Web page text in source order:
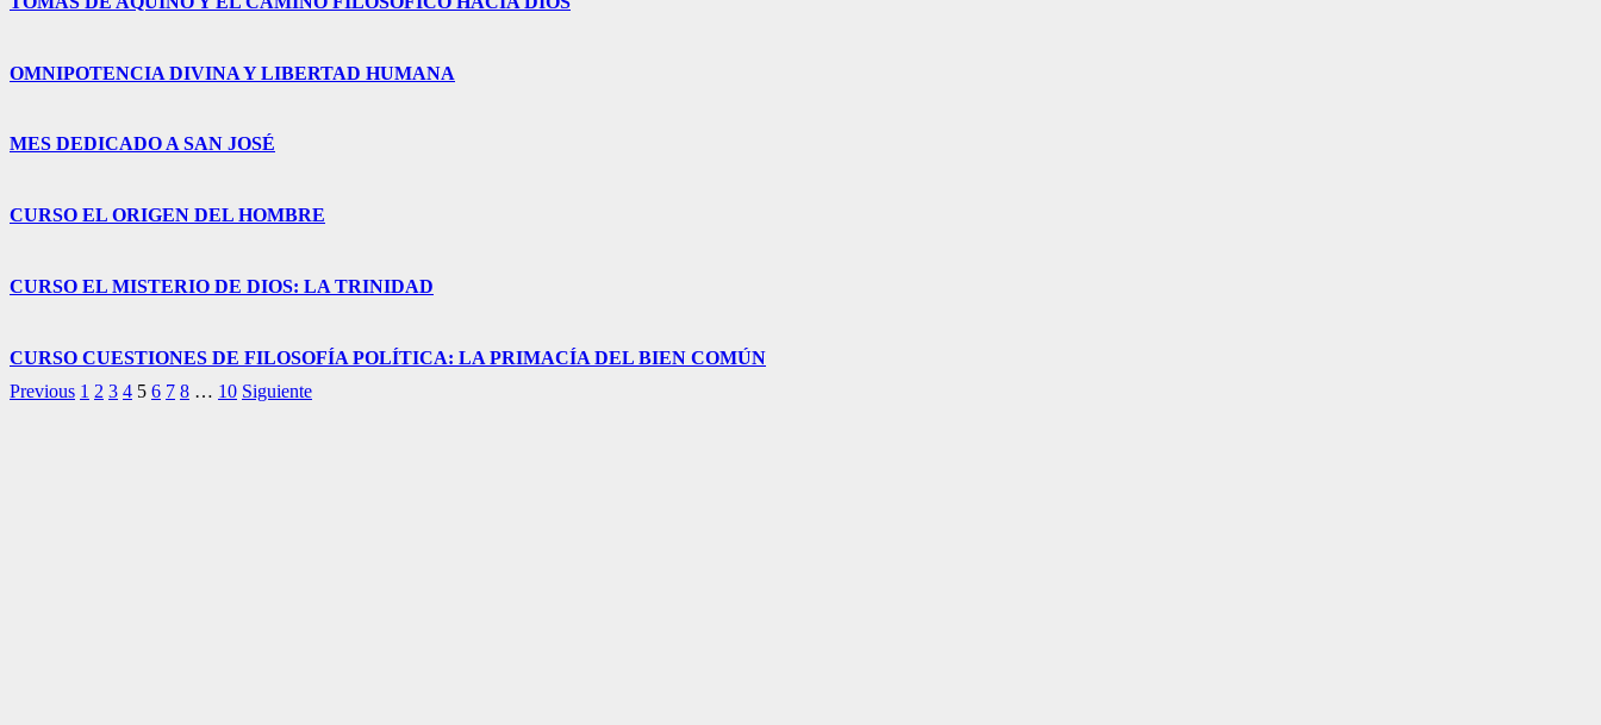
OMNIPOTENCIA DIVINA Y LIBERTAD HUMANA
MES DEDICADO A SAN JOSÉ
CURSO EL ORIGEN DEL HOMBRE
CURSO EL MISTERIO DE DIOS: LA TRINIDAD
CURSO CUESTIONES DE FILOSOFÍA POLÍTICA: LA PRIMACÍA DEL BIEN COMÚN
Previous 1 2 3 4 5 6 7 8 … 10 Siguiente